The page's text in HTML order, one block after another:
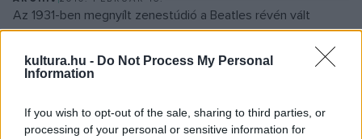
kultura.hu - Do Not Process My Personal
Information
If you wish to opt-out of the sale, sharing to third parties, or
processing of your personal or sensitive information for
Az 1931-ben megnyílt zenestúdió a Beatles révén vált
is, köztük azAbbey Roadcímű albumot. Akkoriban még EMI
stúdiónak nevezték a létesítményt, 1970-ben keresztelték
át - a Beatles albumáról - Abbey Road stúdióvá.